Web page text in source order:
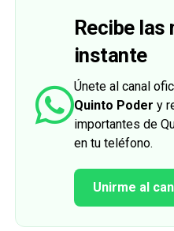
Recibe las
instante
Únete al canal
Quinto Poder y
importantes de
en tu teléfono.
Unirme al